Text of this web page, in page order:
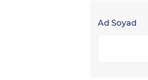
Ad Soyad